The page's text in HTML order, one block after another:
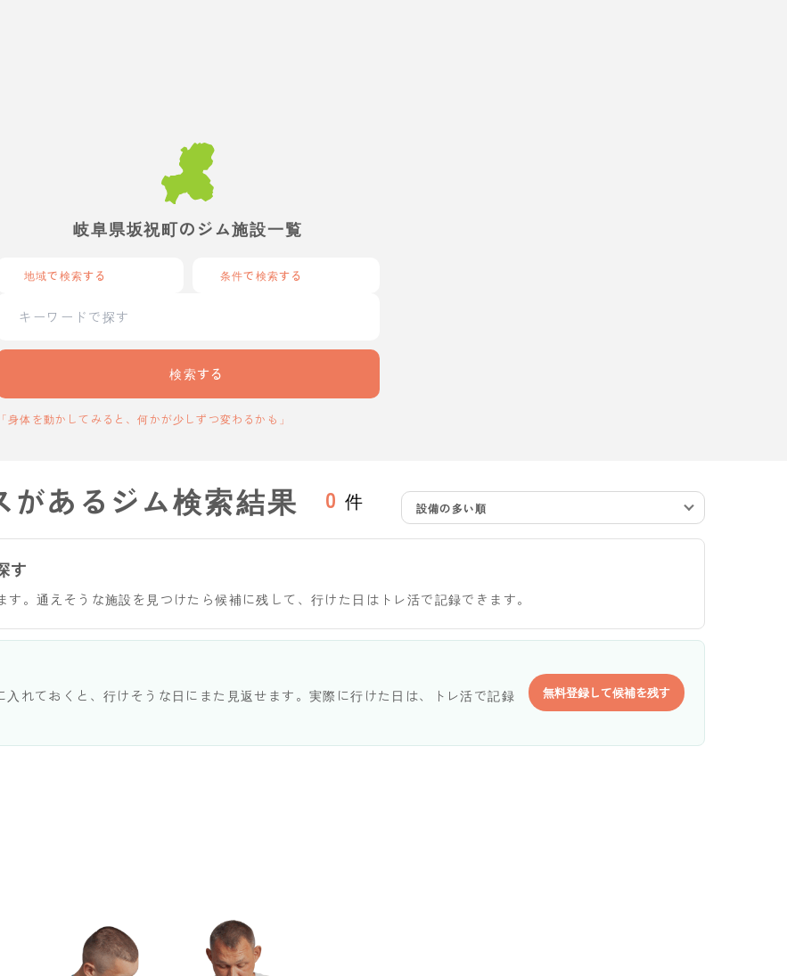
岐阜県坂祝町のジム施設一覧
地域で検索する 条件で検索する
検索する
「身体を動かしてみると、何かが少しずつ変わるかも」
があるジム検索結果 0 件 設備の多い順
す
。通えそうな施設を見つけたら候補に残して、行けた日はトレ活で記録できます。
れておくと、行けそうな日にまた見返せます。実際に行けた日は、トレ活で記録
無料登録して候補を残す